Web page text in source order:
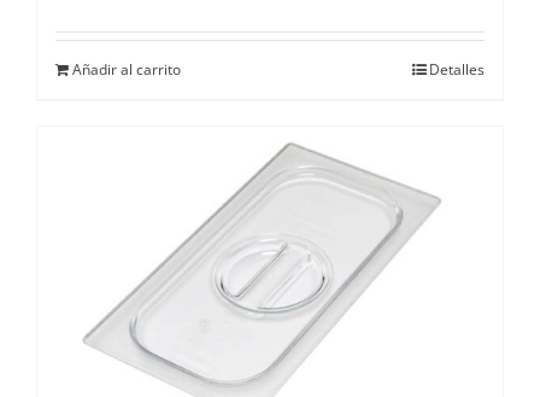
Añadir al carrito Detalles